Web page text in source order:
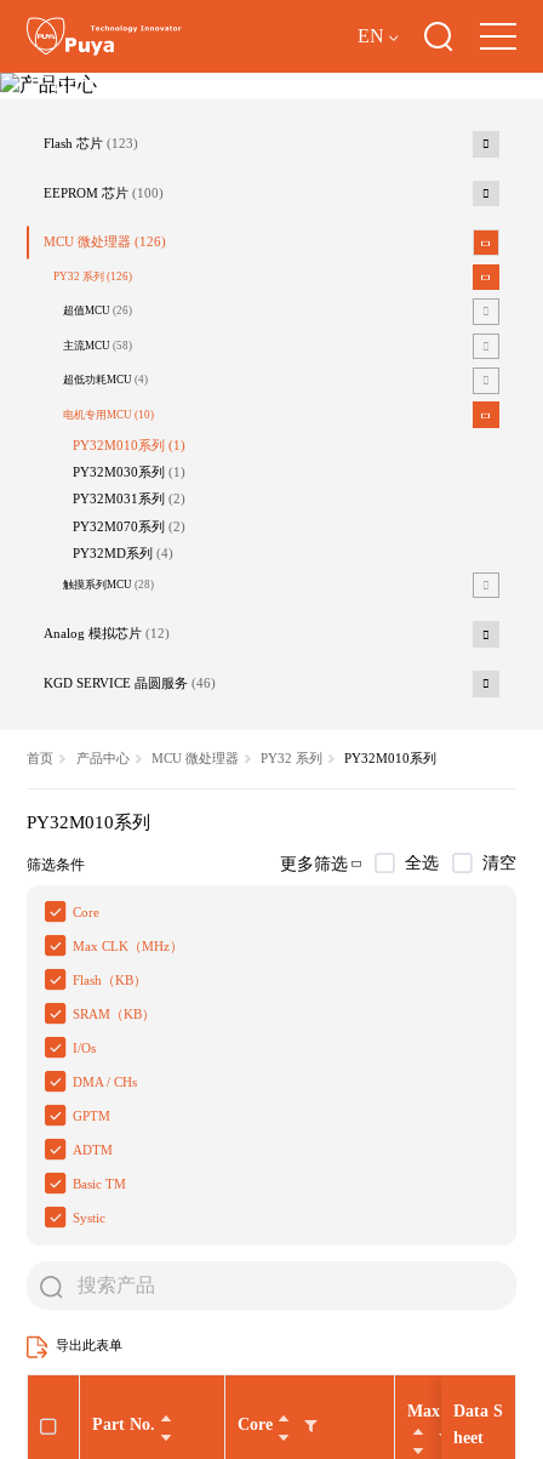
EN
产品中心
Flash 芯片 (123)
EEPROM 芯片 (100)
MCU 微处理器 (126)
PY32 系列(126)
超值MCU(26)
主流MCU(58)
超低功耗MCU(4)
电机专用MCU(10)
PY32M010系列(1)
PY32M030系列(1)
PY32M031系列(2)
PY32M070系列(2)
PY32MD系列(4)
触摸系列MCU(28)
Analog 模拟芯片 (12)
KGD SERVICE 晶圆服务 (46)
首页 产品中心 MCU 微处理器 PY32 系列 PY32M010系列
PY32M010系列
筛选条件 更多筛选 全选 清空
Core
Max CLK（MHz）
Flash（KB）
SRAM（KB）
I/Os
DMA / CHs
GPTM
ADTM
Basic TM
Systic
导出此表单
Core
Max CLK（MHz
Part No.
Data S
heet